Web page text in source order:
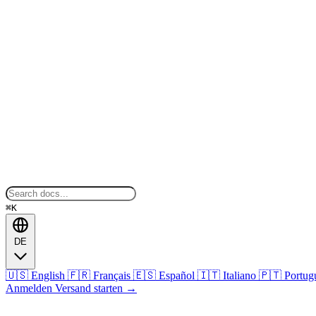
⌘K
DE
🇺🇸 English 🇫🇷 Français 🇪🇸 Español 🇮🇹 Italiano 🇵🇹
Anmelden Versand starten →